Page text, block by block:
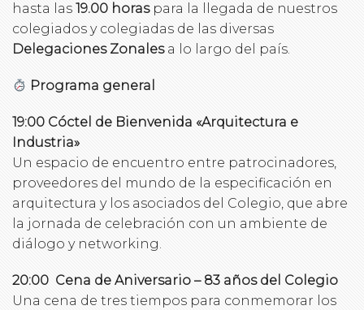
hasta las 19.00 horaspara la llegada de nuestros
colegiados y colegiadas de las diversas
Delegaciones Zonalesa lo largo del país.
Programa general
19:00 Cóctel de Bienvenida «Arquitectura e
Industria»
Un espacio de encuentro entre patrocinadores,
proveedores del mundo de la especificación en
arquitectura y los asociados del Colegio, que abre
la jornada de celebración con un ambiente de
diálogo y networking.
20:00 ️ Cena de Aniversario – 83 años del Colegio
Una cena de tres tiempos para conmemorar los